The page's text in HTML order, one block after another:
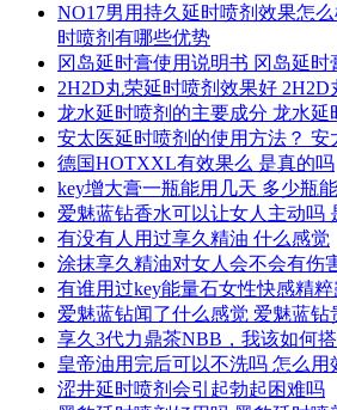
NO17男用持久延时喷剂效果怎
时喷剂有哪些优势
冈岛延时膏使用说明书 冈岛延时
2H2D丸荣延时喷剂效果好 2H2D
龙水延时喷剂的主要成分 龙水延
安太医延时喷剂的使用方法？ 安
德国HOTXXL有效果么 是真的吗
key增大膏一瓶能用几天 多少瓶
爱魅蓝钻香水可以让女人主动吗
有没有人用过享久精油 什么感觉
涂抹享久精油对女人会不会有伤
有谁用过key能量石女性快感精粹
爱魅蓝钻闻了什么感觉 爱魅蓝钻
享久3代力鼎茶NBB，我该如何
皇帝油用完后可以不洗吗 怎么用
涩井延时喷剂会引起勃起困难吗